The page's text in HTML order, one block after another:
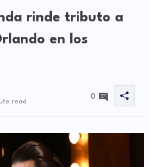
rinde tributo a
en los
read
0